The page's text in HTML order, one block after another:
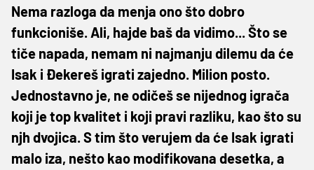
Nema razloga da menja ono što dobro
funkcioniše. Ali, hajde baš da vidimo... Što se
tiče napada, nemam ni najmanju dilemu da će
Isak i Đekereš igrati zajedno. Milion posto.
Jednostavno je, ne odičeš se nijednog igrača
koji je top kvalitet i koji pravi razliku, kao što su
njh dvojica. S tim što verujem da će Isak igrati
malo iza, nešto kao modifikovana desetka, a